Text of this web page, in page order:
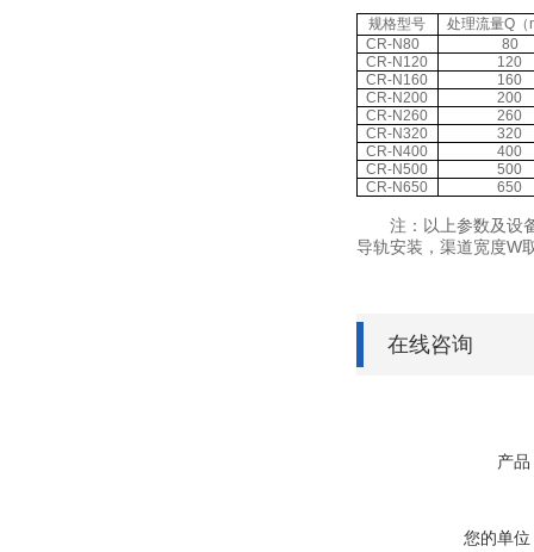
规格型号
处理流量Q（
CR-N80
80
CR-N120
120
CR-N160
160
CR-N200
200
CR-N260
260
CR-N320
320
CR-N400
400
CR-N500
500
CR-N650
650
注：以上参数及设备
导轨安装，渠道宽度W
在线咨询
产品
您的单位